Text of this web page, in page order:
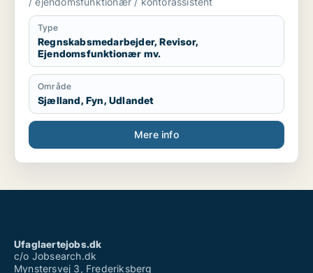
Type
Regnskabsmedarbejder, Revisor,
Ejendomsfunktionær mv.
Område
Sjælland, Fyn, Udlandet
Mere info
Ufaglaertejobs.dk
c/o Jobsearch.dk
Mynstersvej 3, Frederiksberg